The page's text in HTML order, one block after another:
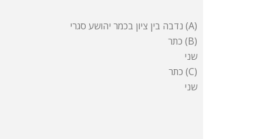
נדבה בין ציון בכמר יהושע סגרי (A)
כתר (B)
שני
כתר (C)
שני